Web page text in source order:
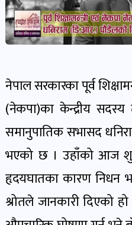
विकास-
निर्माण
कृषि
र
कृषक
पर्यटन
नेपाल सरकारका पूर्व
(नेकपा)का केन्द्रीय सदस्य
समानुपातिक सभासद
भएको छ । उहाँको आज
हृदयघातका कारण निधन
श्रोतले जानकारी दिएको